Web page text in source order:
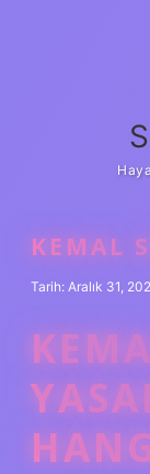
KEMAL
Tarih: Aralık 31,